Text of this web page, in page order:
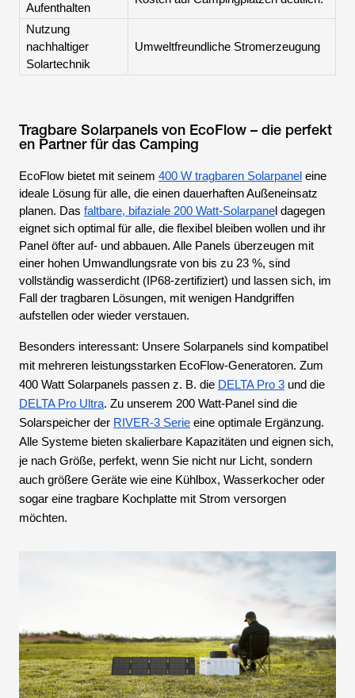
Aufenthalten
Nutzung
nachhaltiger
Solartechnik
Umweltfreundliche Stromerzeugung
Tragbare Solarpanels von EcoFlow – die perfekt
en Partner für das Camping
EcoFlow bietet mit seinem 400 W tragbaren Solarpanel eine
ideale Lösung für alle, die einen dauerhaften Außeneinsatz
planen. Das faltbare, bifaziale 200 Watt-Solarpane l dagegen
eignet sich optimal für alle, die flexibel bleiben wollen und ihr
Panel öfter auf- und abbauen. Alle Panels überzeugen mit
einer hohen Umwandlungsrate von bis zu 23 %, sind
vollständig wasserdicht (IP68-zertifiziert) und lassen sich, im
Fall der tragbaren Lösungen, mit wenigen Handgriffen
aufstellen oder wieder verstauen.
Besonders interessant: Unsere Solarpanels sind kompatibel
mit mehreren leistungsstarken EcoFlow-Generatoren. Zum
400 Watt Solarpanels passen z. B. die DELTA Pro 3 und die
DELTA Pro Ultra. Zu unserem 200 Watt-Panel sind die
Solarspeicher der RIVER-3 Serie eine optimale Ergänzung.
Alle Systeme bieten skalierbare Kapazitäten und eignen sich,
je nach Größe, perfekt, wenn Sie nicht nur Licht, sondern
auch größere Geräte wie eine Kühlbox, Wasserkocher oder
sogar eine tragbare Kochplatte mit Strom versorgen
möchten.